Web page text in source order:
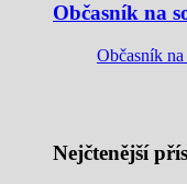
Občasník na
Občasník
Nejčtenější